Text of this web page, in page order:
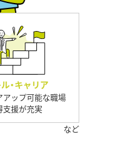
・キャリア
アップ可能な職場
支援が充実